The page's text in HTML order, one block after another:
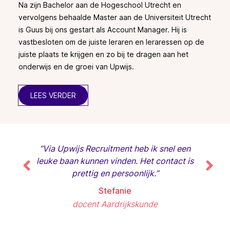
Na zijn Bachelor aan de Hogeschool Utrecht en
vervolgens behaalde Master aan de Universiteit Utrecht
is Guus bij ons gestart als Account Manager. Hij is
vastbesloten om de juiste leraren en leraressen op de
juiste plaats te krijgen en zo bij te dragen aan het
onderwijs en de groei van Upwijs.
LEES VERDER
“Via Upwijs Recruitment heb ik snel een
leuke baan kunnen vinden. Het contact is
prettig en persoonlijk.”
Stefanie
docent Aardrijkskunde
Ik